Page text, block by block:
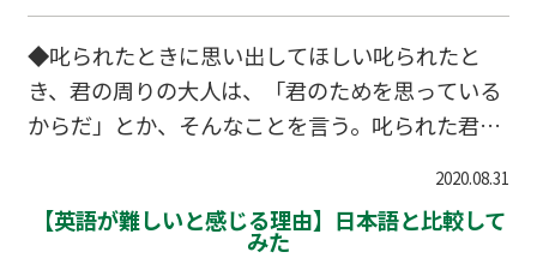
軍人の名前を答えよ』 答えはもちろん、東郷平
八郎(海軍大将)なのだが……。 「日露戦争」の中
に「日本海海戦」という海戦があった、というこ
とを知識として知っている人は多いが、指揮官の
名前をはっきりと覚えている中学生はなかなかい
ないだろ…
◆叱られたときに思い出してほしい叱られたと
き、君の周りの大人は、「君のためを思っている
からだ」とか、そんなことを言う。叱られた君
れないけれど、これは半分は嘘だが、半分は本音
だ。先に述べておくが、「叱られる」ことと「怒
2020.08.31
【英語が難しいと感じる理由】日本語と比較して
みた